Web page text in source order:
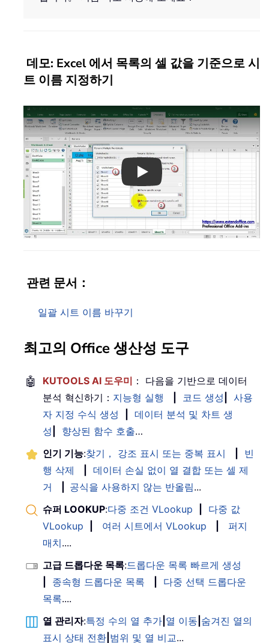
데모: Excel 에서 목록의 셀 값을 기준으로 시
트 이름 지정하기
Play
관련 문서：
일괄 시트 이름 바꾸기
최고의 Office 생산성 도구
🤖 KUTOOLS AI 도우미 ： 다음을 기반으로 데이터
분석 혁신하기： 지능형 실행 코드 생성
사용
자 지정 수식 생성
데이터 분석 및 차트 생
성
향상된 함수 호출…
인기 기능:찾기， 강조 표시 또는 중복 표시
빈
행 삭제
데이터 손실 없이 열 결합 또는 셀 제
거
공식을 사용하지 않는 반올림...
슈퍼 LOOKUP:다중 조건 VLookup
다중 값
VLookup
여러 시트에서 VLookup
퍼지
매치....
고급 드롭다운 목록:드롭다운 목록 빠르게 생성
종속형 드롭다운 목록
다중 선택 드롭다운
목록....
열 관리자:특정 수의 열 추가 열 이동 숨겨진 열의
표시 상태 전환 범위 및 열 비교...